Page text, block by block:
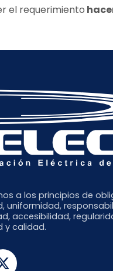
el requerimiento
a los principios de
uniformidad,
accesibilidad,
y calidad.